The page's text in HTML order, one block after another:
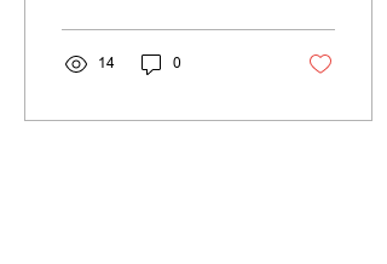
კულტურა, რომელიც
იზიდავს ახალგაზრდებს
აქტუალური...
14 0